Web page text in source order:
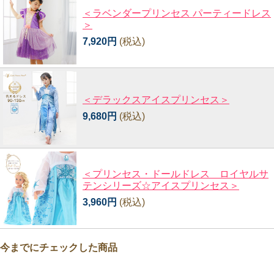
＜ラベンダープリンセス パーティードレス
＞
7,920円 (税込)
＜デラックスアイスプリンセス＞
9,680円 (税込)
＜プリンセス・ドールドレス ロイヤルサ
テンシリーズ☆アイスプリンセス＞
3,960円 (税込)
今までにチェックした商品